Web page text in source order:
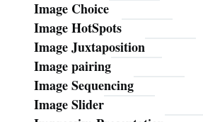
Image Choice
Image HotSpots
Image Juxtaposition
Image pairing
Image Sequencing
Image Slider